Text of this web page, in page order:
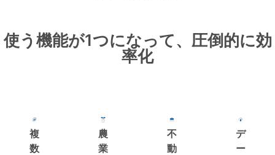
使う機能が1つになって、圧倒的に効
率化
複
数
農
業
不
動
デ
ー